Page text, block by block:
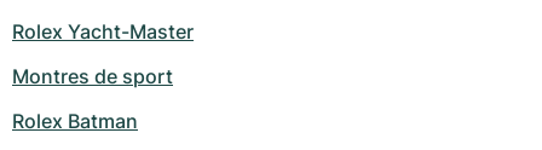
Rolex Yacht-Master
Montres de sport
Rolex Batman